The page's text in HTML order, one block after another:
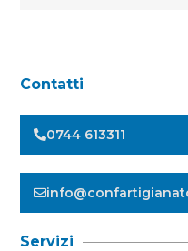
Contatti
0744 613311
Servizi